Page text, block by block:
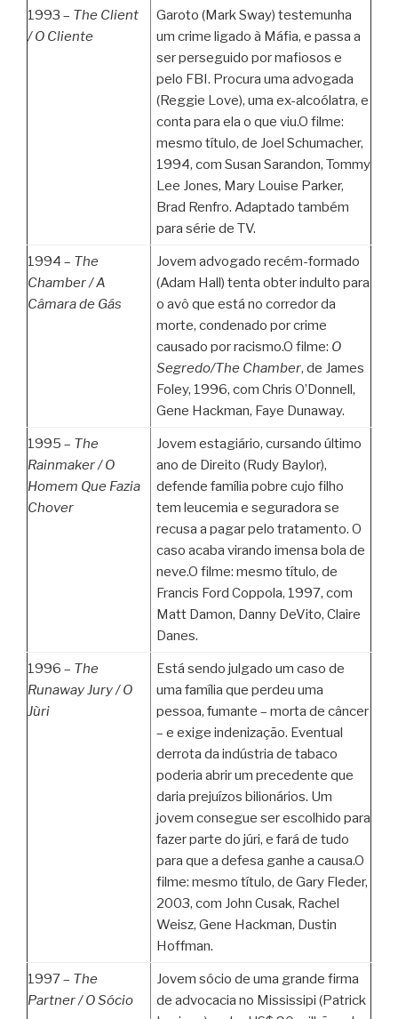
1993 – The Client
/O Cliente
Garoto (Mark Sway) testemunha
um crime ligado à Máfia, e passa a
ser perseguido por mafiosos e
pelo FBI. Procura uma advogada
(Reggie Love), uma ex-alcoólatra, e
conta para ela o que viu.O filme:
mesmo título, de Joel Schumacher,
1994, com Susan Sarandon, Tommy
Lee Jones, Mary Louise Parker,
Brad Renfro. Adaptado também
para série de TV.
1994 – The
Chamber /A
Câmara de Gás
Jovem advogado recém-formado
(Adam Hall) tenta obter indulto para
o avô que está no corredor da
morte, condenado por crime
causado por racismo.O filme: O
Segredo/The Chamber, de James
Foley, 1996, com Chris O’Donnell,
Gene Hackman, Faye Dunaway.
1995 – The
Rainmaker /O
Homem Que Fazia
Chover
Jovem estagiário, cursando último
ano de Direito (Rudy Baylor),
defende família pobre cujo filho
tem leucemia e seguradora se
recusa a pagar pelo tratamento. O
caso acaba virando imensa bola de
neve.O filme: mesmo título, de
Francis Ford Coppola, 1997, com
Matt Damon, Danny DeVito, Claire
Danes.
1996 – The
Runaway Jury /O
Jùri
Está sendo julgado um caso de
uma família que perdeu uma
pessoa, fumante – morta de câncer
– e exige indenização. Eventual
derrota da indústria de tabaco
poderia abrir um precedente que
daria prejuízos bilionários. Um
jovem consegue ser escolhido para
fazer parte do júri, e fará de tudo
para que a defesa ganhe a causa.O
filme: mesmo título, de Gary Fleder,
2003, com John Cusak, Rachel
Weisz, Gene Hackman, Dustin
Hoffman.
1997 – The
Partner /O Sócio
Jovem sócio de uma grande firma
de advocacia no Mississipi (Patrick